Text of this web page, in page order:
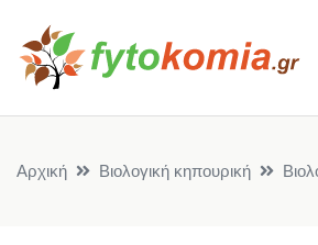
Αρχική Βιολογική κηπουρική